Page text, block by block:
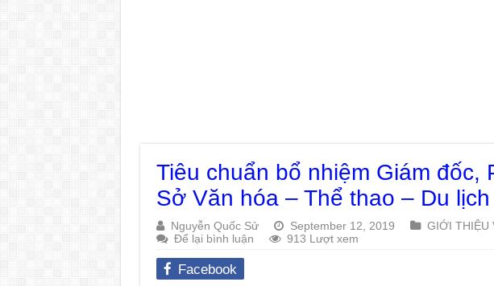
Tiêu chuẩn bổ nhiệm Giám đốc,
Sở Văn hóa – Thể thao – Du lịch
Nguyễn Quốc Sử September 12, 2019
GIỚI THIỆU
Để lại bình luận
913 Lượt xem
Facebook